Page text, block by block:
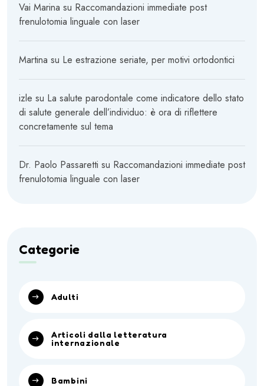
Vai Marina su Raccomandazioni immediate post
frenulotomia linguale con laser
Martina su Le estrazione seriate, per motivi ortodontici
izle su La salute parodontale come indicatore dello stato
di salute generale dell’individuo: è ora di riflettere
concretamente sul tema
Dr. Paolo Passaretti su Raccomandazioni immediate post
frenulotomia linguale con laser
Categorie
Adulti
Articoli dalla letteratura
internazionale
Bambini